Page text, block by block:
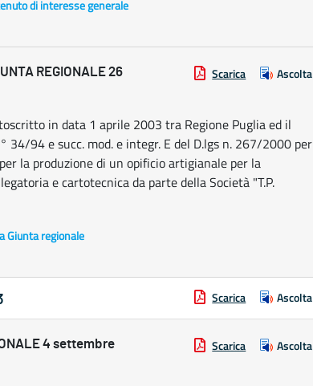
di interesse generale
REGIONALE 26
Scarica Ascolta
in data 1 aprile 2003 tra Regione Puglia ed il
34/94 e succ. mod. e integr. E del D.lgs n. 267/2000 per
la produzione di un opificio artigianale per la
e cartotecnica da parte della Società "T.P.
Giunta regionale
Scarica Ascolta
4 settembre
Scarica Ascolta